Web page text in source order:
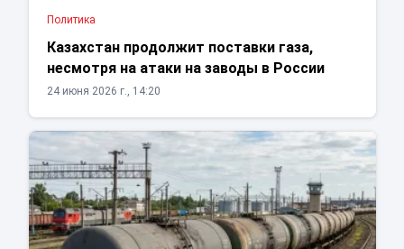
Политика
Казахстан продолжит поставки газа,
несмотря на атаки на заводы в России
24 июня 2026 г., 14:20